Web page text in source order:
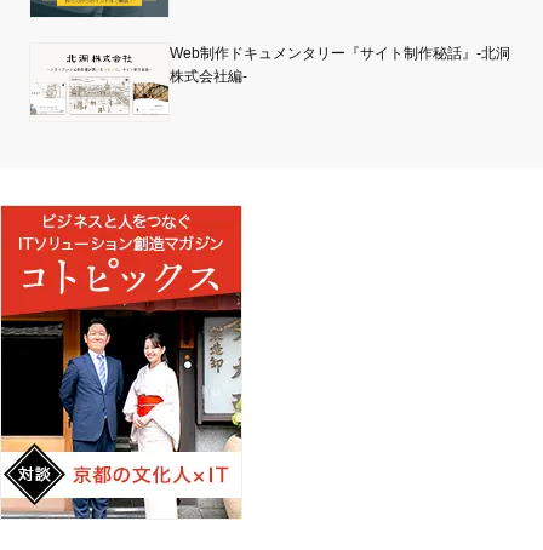
Web制作ドキュメンタリー『サイト制作秘話』-北洞
株式会社編-